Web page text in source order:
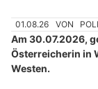
01.08.26 VON
Am 30.07.2026,
Österreicherin in
Westen.